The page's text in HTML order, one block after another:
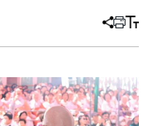
分
章
打 调
小